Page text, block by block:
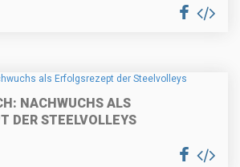
NACHWUCHS ALS
DER STEELVOLLEYS